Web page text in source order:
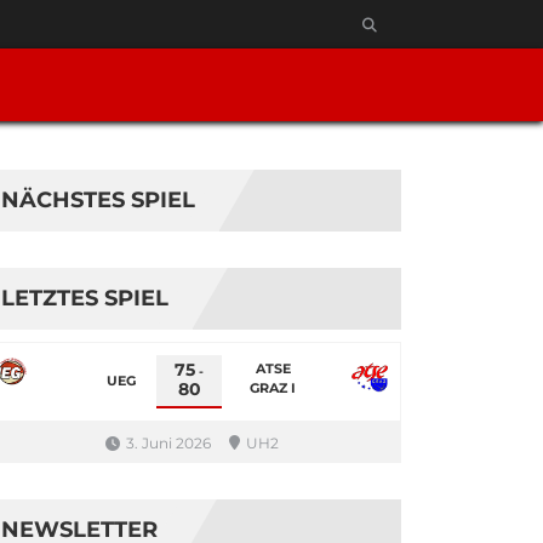
NÄCHSTES SPIEL
LETZTES SPIEL
UEG 75 -
80
ATSE
GRAZ I
3. Juni 2026 UH2
NEWSLETTER